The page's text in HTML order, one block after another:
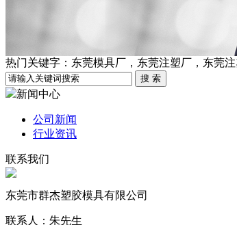
热门关键字：东莞模具厂，东莞注塑厂，东莞
新闻中心
公司新闻
行业资讯
联系我们
东莞市群杰塑胶模具有限公司
联系人：朱先生